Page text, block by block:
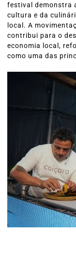
festival demonstra
cultura e da
local. A
contribui para o
economia local,
como uma das